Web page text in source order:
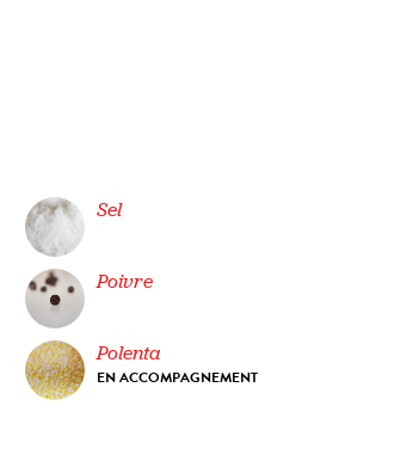
Sel
Poivre
Polenta
EN ACCOMPAGNEMENT